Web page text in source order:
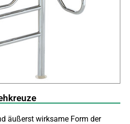
äußerst wirksame Form der